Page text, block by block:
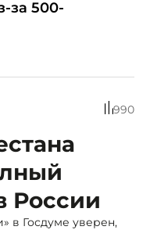
за 500-
990
России
в Госдуме уверен,